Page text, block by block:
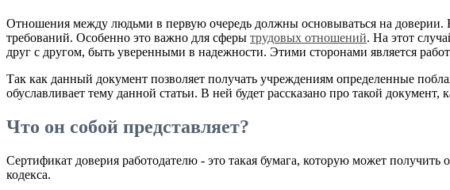
Отношения между людьми в первую очередь должны основываться на доверии.
требований. Особенно это важно для сферы трудовых отношений. На этот
друг с другом, быть уверенными в надежности. Этими сторонами является
Так как данный документ позволяет получать учреждениям определенные
обуславливает тему данной статьи. В ней будет рассказано про такой документ,
Что он собой представляет?
Сертификат доверия работодателю - это такая бумага, которую может
кодекса.